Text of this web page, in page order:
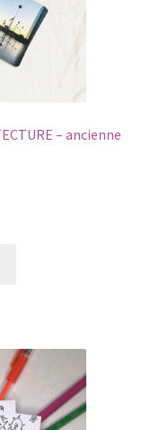
– ancienne